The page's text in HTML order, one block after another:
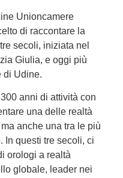
Unioncamere
di raccontare la
secoli, iniziata nel
Giulia, e oggi più
di Udine.
anni di attività con
una delle realtà
anche una tra le più
In questi tre secoli, ci
orologi a realtà
globale, leader nei